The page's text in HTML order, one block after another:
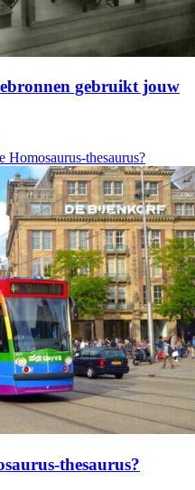
gebruikt jouw
thesaurus?
thesaurus?